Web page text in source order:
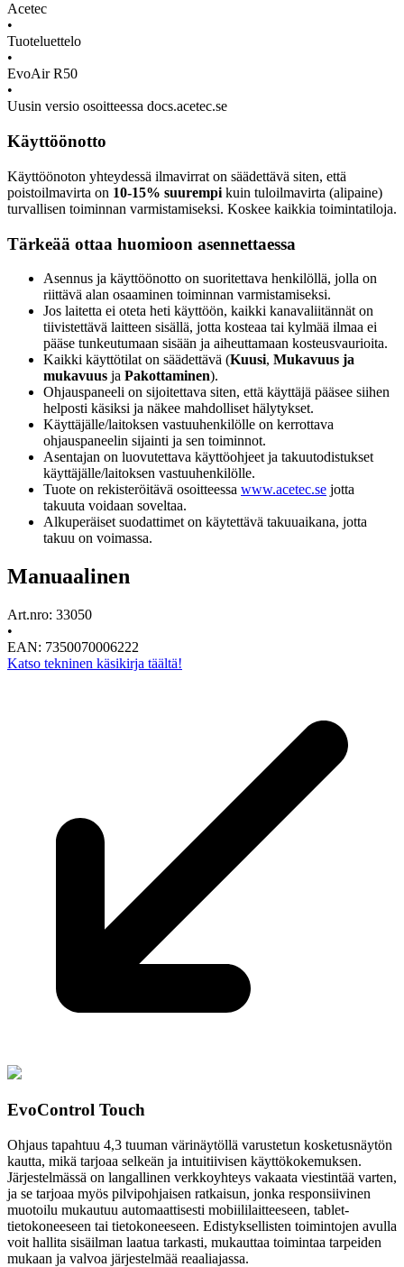
Acetec
•
Tuoteluettelo
•
EvoAir R50
•
Uusin versio osoitteessa docs.acetec.se
Käyttöönotto
Käyttöönoton yhteydessä ilmavirrat on säädettävä siten, että
poistoilmavirta on 10-15% suurempi kuin tuloilmavirta (alipaine)
turvallisen toiminnan varmistamiseksi. Koskee kaikkia toimintatiloja.
Tärkeää ottaa huomioon asennettaessa
Asennus ja käyttöönotto on suoritettava henkilöllä, jolla on
riittävä alan osaaminen toiminnan varmistamiseksi.
Jos laitetta ei oteta heti käyttöön, kaikki kanavaliitännät on
tiivistettävä laitteen sisällä, jotta kosteaa tai kylmää ilmaa ei
pääse tunkeutumaan sisään ja aiheuttamaan kosteusvaurioita.
Kaikki käyttötilat on säädettävä (Kuusi, Mukavuus ja
mukavuus ja Pakottaminen).
Ohjauspaneeli on sijoitettava siten, että käyttäjä pääsee siihen
helposti käsiksi ja näkee mahdolliset hälytykset.
Käyttäjälle/laitoksen vastuuhenkilölle on kerrottava
ohjauspaneelin sijainti ja sen toiminnot.
Asentajan on luovutettava käyttöohjeet ja takuutodistukset
käyttäjälle/laitoksen vastuuhenkilölle.
Tuote on rekisteröitävä osoitteessa www.acetec.se jotta
takuuta voidaan soveltaa.
Alkuperäiset suodattimet on käytettävä takuuaikana, jotta
takuu on voimassa.
Manuaalinen
Art.nro: 33050
•
EAN: 7350070006222
Katso tekninen käsikirja täältä!
EvoControl Touch
Ohjaus tapahtuu 4,3 tuuman värinäytöllä varustetun kosketusnäytön
kautta, mikä tarjoaa selkeän ja intuitiivisen käyttökokemuksen.
Järjestelmässä on langallinen verkkoyhteys vakaata viestintää varten,
ja se tarjoaa myös pilvipohjaisen ratkaisun, jonka responsiivinen
muotoilu mukautuu automaattisesti mobiililaitteeseen, tablet-
tietokoneeseen tai tietokoneeseen. Edistyksellisten toimintojen avulla
voit hallita sisäilman laatua tarkasti, mukauttaa toimintaa tarpeiden
mukaan ja valvoa järjestelmää reaaliajassa.